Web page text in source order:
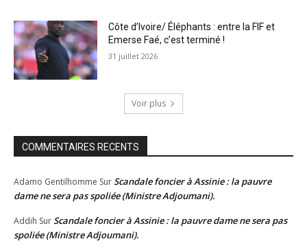
Côte d’Ivoire/ Éléphants : entre la FIF et
Emerse Faé, c’est terminé !
31 juillet 2026
Voir plus
COMMENTAIRES RECENTS
Adamo Gentilhomme SurScandale foncier à Assinie : la pauvre
dame ne sera pas spoliée (Ministre Adjoumani).
Addih SurScandale foncier à Assinie : la pauvre dame ne sera pas
spoliée (Ministre Adjoumani).